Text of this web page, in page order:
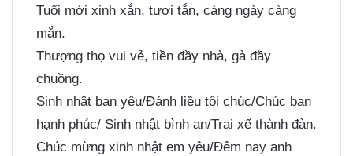
Tuổi mới xinh xắn, tươi tắn, càng ngày càng
mắn.
Thượng thọ vui vẻ, tiền đầy nhà, gà đầy
chuồng.
Sinh nhật bạn yêu/Đánh liều tôi chúc/Chúc bạn
hạnh phúc/ Sinh nhật bình an/Trai xế thành đàn.
Chúc mừng xinh nhật em yêu/Đêm nay anh